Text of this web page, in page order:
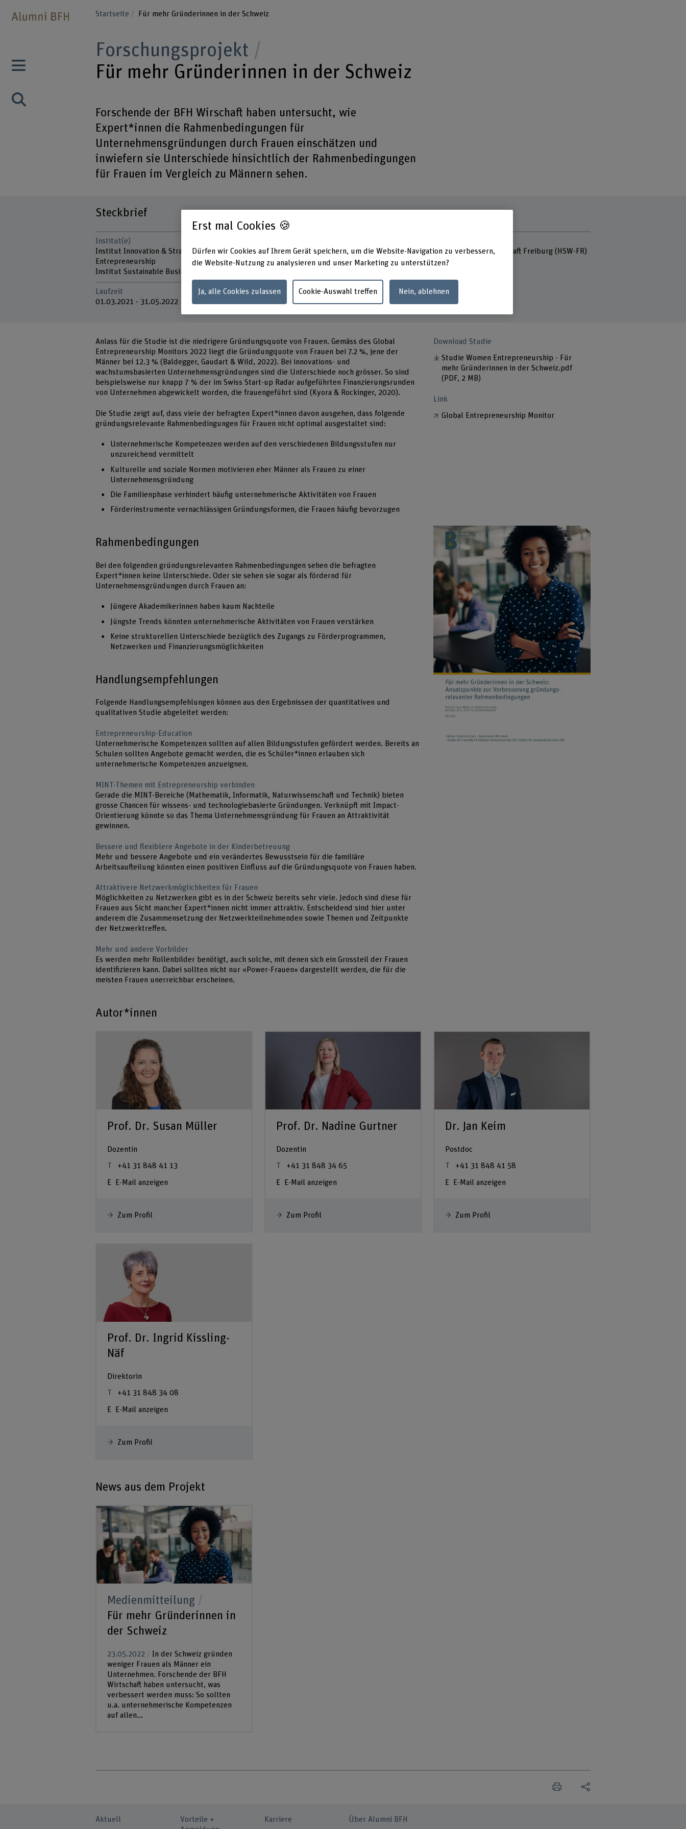
Startseite Für mehr Gründerinnen in der Schweiz
Forschungsprojekt
Für mehr Gründerinnen in der Schweiz
Forschende der BFH Wirschaft haben untersucht, wie
Expert*innen die Rahmenbedingungen für
Unternehmensgründungen durch Frauen einschätzen und
inwiefern sie Unterschiede hinsichtlich der Rahmenbedingungen
für Frauen im Vergleich zu Männern sehen.
Steckbrief
Institut(e)
Institut Innovation & Strategic
Entrepreneurship
Institut Sustainable Business
Laufzeit
01.03.2021 - 31.05.2022
Prof. Dr. Susan Müller
Prof. Dr. Nadine Gurtner
Dr. Jan Keim
Prof. Dr. Susan Müller
Hochschule für Wirtschaft Freiburg (HSW-FR)
Anlass für die Studie ist die niedrigere Gründungsquote von Frauen. Gemäss des Global
Entrepreneurship Monitors 2022 liegt die Gründungquote von Frauen bei 7.2 %, jene der
Männer bei 12.3 % (Baldegger, Gaudart & Wild, 2022). Bei innovations- und
wachstumsbasierten Unternehmensgründungen sind die Unterschiede noch grösser. So sind
beispielsweise nur knapp 7 % der im Swiss Start-up Radar aufgeführten Finanzierungsrunden
von Unternehmen abgewickelt worden, die frauengeführt sind (Kyora & Rockinger, 2020).
Die Studie zeigt auf, dass viele der befragten Expert*innen davon ausgehen, dass folgende
gründungsrelevante Rahmenbedingungen für Frauen nicht optimal ausgestaltet sind:
Unternehmerische Kompetenzen werden auf den verschiedenen Bildungsstufen nur
unzureichend vermittelt
Kulturelle und soziale Normen motivieren eher Männer als Frauen zu einer
Unternehmensgründung
Die Familienphase verhindert häufig unternehmerische Aktivitäten von Frauen
Förderinstrumente vernachlässigen Gründungsformen, die Frauen häufig bevorzugen
Download Studie
Studie Women Entrepreneurship - Für
mehr Gründerinnen in der Schweiz.pdf
(PDF, 2 MB)
Link
Global Entrepreneurship Monitor
Rahmenbedingungen
Bei den folgenden gründungsrelevanten Rahmenbedingungen sehen die befragten
Expert*innen keine Unterschiede. Oder sie sehen sie sogar als fördernd für
Unternehmensgründungen durch Frauen an:
Jüngere Akademikerinnen haben kaum Nachteile
Jüngste Trends könnten unternehmerische Aktivitäten von Frauen verstärken
Keine strukturellen Unterschiede bezüglich des Zugangs zu Förderprogrammen,
Netzwerken und Finanzierungsmöglichkeiten
Handlungsempfehlungen
Folgende Handlungsempfehlungen können aus den Ergebnissen der quantitativen und
qualitativen Studie abgeleitet werden:
Entrepreneurship-Education
Unternehmerische Kompetenzen sollten auf allen Bildungsstufen gefördert werden. Bereits an
Schulen sollten Angebote gemacht werden, die es Schüler*innen erlauben sich
unternehmerische Kompetenzen anzueignen.
MINT-Themen mit Entrepreneurship verbinden
Gerade die MINT-Bereiche (Mathematik, Informatik, Naturwissenschaft und Technik) bieten
grosse Chancen für wissens- und technologiebasierte Gründungen. Verknüpft mit Impact-
Orientierung könnte so das Thema Unternehmensgründung für Frauen an Attraktivität
gewinnen.
Bessere und flexiblere Angebote in der Kinderbetreuung
Mehr und bessere Angebote und ein verändertes Bewusstsein für die familiäre
Arbeitsaufteilung könnten einen positiven Einfluss auf die Gründungsquote von Frauen haben.
Attraktivere Netzwerkmöglichkeiten für Frauen
Möglichkeiten zu Netzwerken gibt es in der Schweiz bereits sehr viele. Jedoch sind diese für
Frauen aus Sicht mancher Expert*innen nicht immer attraktiv. Entscheidend sind hier unter
anderem die Zusammensetzung der Netzwerkteilnehmenden sowie Themen und Zeitpunkte
der Netzwerktreffen.
Mehr und andere Vorbilder
Es werden mehr Rollenbilder benötigt, auch solche, mit denen sich ein Grossteil der Frauen
identifizieren kann. Dabei sollten nicht nur «Power-Frauen» dargestellt werden, die für die
meisten Frauen unerreichbar erscheinen.
Autor*innen
Prof. Dr. Susan Müller
Dozentin
+41 31 848 41 13
E-Mail anzeigen
Zum Profil
Prof. Dr. Nadine Gurtner
Dozentin
+41 31 848 34 65
E-Mail anzeigen
Zum Profil
Dr. Jan Keim
Postdoc
+41 31 848 41 58
E-Mail anzeigen
Zum Profil
Prof. Dr. Ingrid Kissling-
Näf
Direktorin
+41 31 848 34 08
E-Mail anzeigen
Zum Profil
News aus dem Projekt
Medienmitteilung
Für mehr Gründerinnen in
der Schweiz
23.05.2022
In der Schweiz gründen
weniger Frauen als Männer ein
Unternehmen. Forschende der BFH
Wirtschaft haben untersucht, was
verbessert werden muss: So sollten
u.a. unternehmerische Kompetenzen
auf allen...
Aktuell
Vorteile +
Karriere Über Alumni BFH
Erst mal Cookies 🍪
Dürfen wir Cookies auf Ihrem Gerät speichern, um die Website-Navigation zu verbessern,
die Website-Nutzung zu analysieren und unser Marketing zu unterstützen?
Ja, alle Cookies zulassen Cookie-Auswahl treffen Nein, ablehnen